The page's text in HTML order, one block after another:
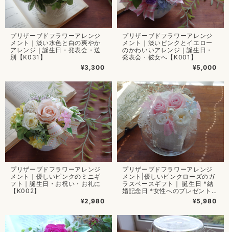
プリザーブドフラワーアレンジ
メント｜淡い水色と白の爽やか
アレンジ｜誕生日・発表会・送
別【K031】
¥3,300
プリザーブドフラワーアレンジ
メント｜淡いピンクとイエロー
のかわいいアレンジ｜誕生日・
発表会・彼女へ【K001】
¥5,000
プリザーブドフラワーアレンジ
メント｜優しいピンクのミニギ
フト｜誕生日・お祝い・お礼に
【K002】
¥2,980
プリザーブドフラワーアレンジ
メント|優しいピンクローズのガ
ラスベースギフト｜ 誕生日 *結
婚記念日 *女性へのプレゼント
¥5,980